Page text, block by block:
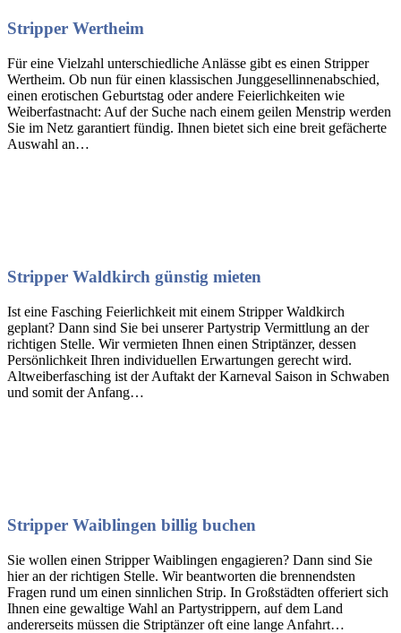
Stripper Wertheim
Für eine Vielzahl unterschiedliche Anlässe gibt es einen Stripper
Wertheim. Ob nun für einen klassischen Junggesellinnenabschied,
einen erotischen Geburtstag oder andere Feierlichkeiten wie
Weiberfastnacht: Auf der Suche nach einem geilen Menstrip werden
Sie im Netz garantiert fündig. Ihnen bietet sich eine breit gefächerte
Auswahl an…
Stripper Waldkirch günstig mieten
Ist eine Fasching Feierlichkeit mit einem Stripper Waldkirch
geplant? Dann sind Sie bei unserer Partystrip Vermittlung an der
richtigen Stelle. Wir vermieten Ihnen einen Striptänzer, dessen
Persönlichkeit Ihren individuellen Erwartungen gerecht wird.
Altweiberfasching ist der Auftakt der Karneval Saison in Schwaben
und somit der Anfang…
Stripper Waiblingen billig buchen
Sie wollen einen Stripper Waiblingen engagieren? Dann sind Sie
hier an der richtigen Stelle. Wir beantworten die brennendsten
Fragen rund um einen sinnlichen Strip. In Großstädten offeriert sich
Ihnen eine gewaltige Wahl an Partystrippern, auf dem Land
andererseits müssen die Striptänzer oft eine lange Anfahrt…